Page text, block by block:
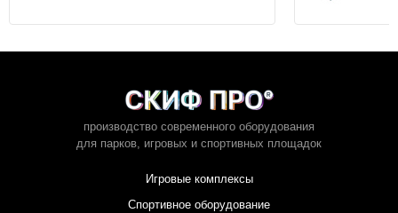
производство современного оборудования
для парков, игровых и спортивных площадок
Игровые комплексы
Спортивное оборудование